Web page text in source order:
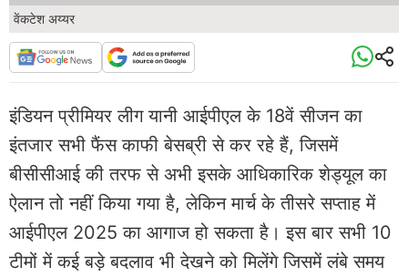
वेंकटेश अय्यर
इंडियन प्रीमियर लीग यानी आईपीएल के 18वें सीजन का
इंतजार सभी फैंस काफी बेसब्री से कर रहे हैं, जिसमें
बीसीसीआई की तरफ से अभी इसके आधिकारिक शेड्यूल का
ऐलान तो नहीं किया गया है, लेकिन मार्च के तीसरे सप्ताह में
आईपीएल 2025 का आगाज हो सकता है। इस बार सभी 10
टीमों में कई बड़े बदलाव भी देखने को मिलेंगे जिसमें लंबे समय